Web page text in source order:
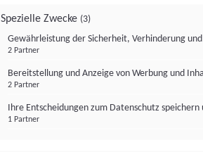
Spezielle Zwecke (3)
Gewährleistung der Sicherheit, Verhinderung
2 Partner
Bereitstellung und Anzeige von Werbung und
2 Partner
Ihre Entscheidungen zum Datenschutz
1 Partner